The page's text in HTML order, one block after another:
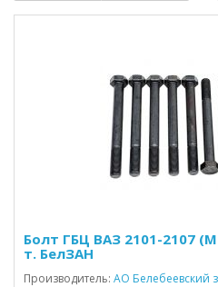
Болт ГБЦ ВАЗ 2101-2107
т. БелЗАН
Производитель: АО Белебеевский